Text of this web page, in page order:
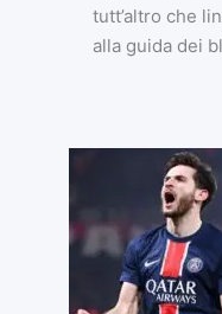
tutt’altro che
alla guida dei